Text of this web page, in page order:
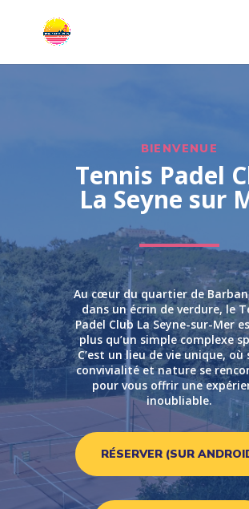
BIENVENUE
Tennis Padel
La Seyne sur
Au cœur du quartier de
dans un écrin de verdure, le
Padel Club La Seyne-sur-Mer
plus qu’un simple complexe
C’est un lieu de vie unique, où
convivialité et nature se
pour vous offrir une
inoubliable.
RÉSERVER (SUR